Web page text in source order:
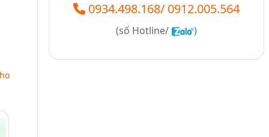
0934.498.168/ 0912.005.564
(số Hotline/ )